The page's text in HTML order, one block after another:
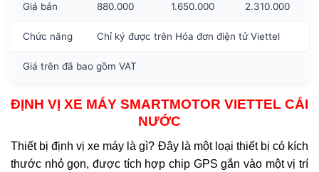
Giá bán 880.000 1.650.000 2.310.000
Chức năng Chỉ ký được trên Hóa đơn điện tử Viettel
Giá trên đã bao gồm VAT
ĐỊNH VỊ XE MÁY SMARTMOTOR VIETTEL CÁI
NƯỚC
Thiết bị định vị xe máy là gì? Đây là một loại thiết bị có kích
thước nhỏ gọn, được tích hợp chip GPS gắn vào một vị trí